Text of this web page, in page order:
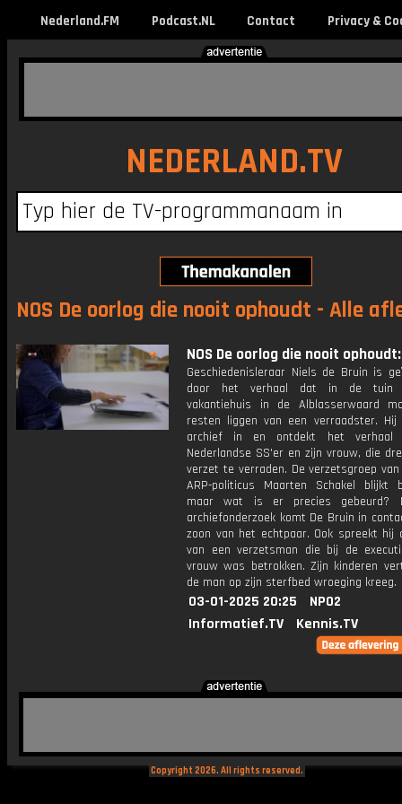
Nederland.FM Podcast.NL Contact Privacy &
NEDERLAND.TV
NOS De oorlog die nooit ophoudt - Alle
NOS De oorlog die nooit
Geschiedenisleraar Niels de Bruin is
door het verhaal dat in de tuin
vakantiehuis in de Alblasserwaard
resten liggen van een verraadster.
archief in en ontdekt het verhaal
Nederlandse SS'er en zijn vrouw, die
verzet te verraden. De verzetsgroep
ARP-politicus Maarten Schakel blijkt
maar wat is er precies gebeurd?
archiefonderzoek komt De Bruin in
zoon van het echtpaar. Ook spreekt hij
van een verzetsman die bij de
vrouw was betrokken. Zijn kinderen
de man op zijn sterfbed wroeging kreeg.
03-01-2025 20:25
NPO2
Informatief.TV
Kennis.TV
Copyright 2026. All rights reserved.